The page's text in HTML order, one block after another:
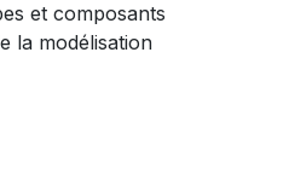
et composants
la modélisation